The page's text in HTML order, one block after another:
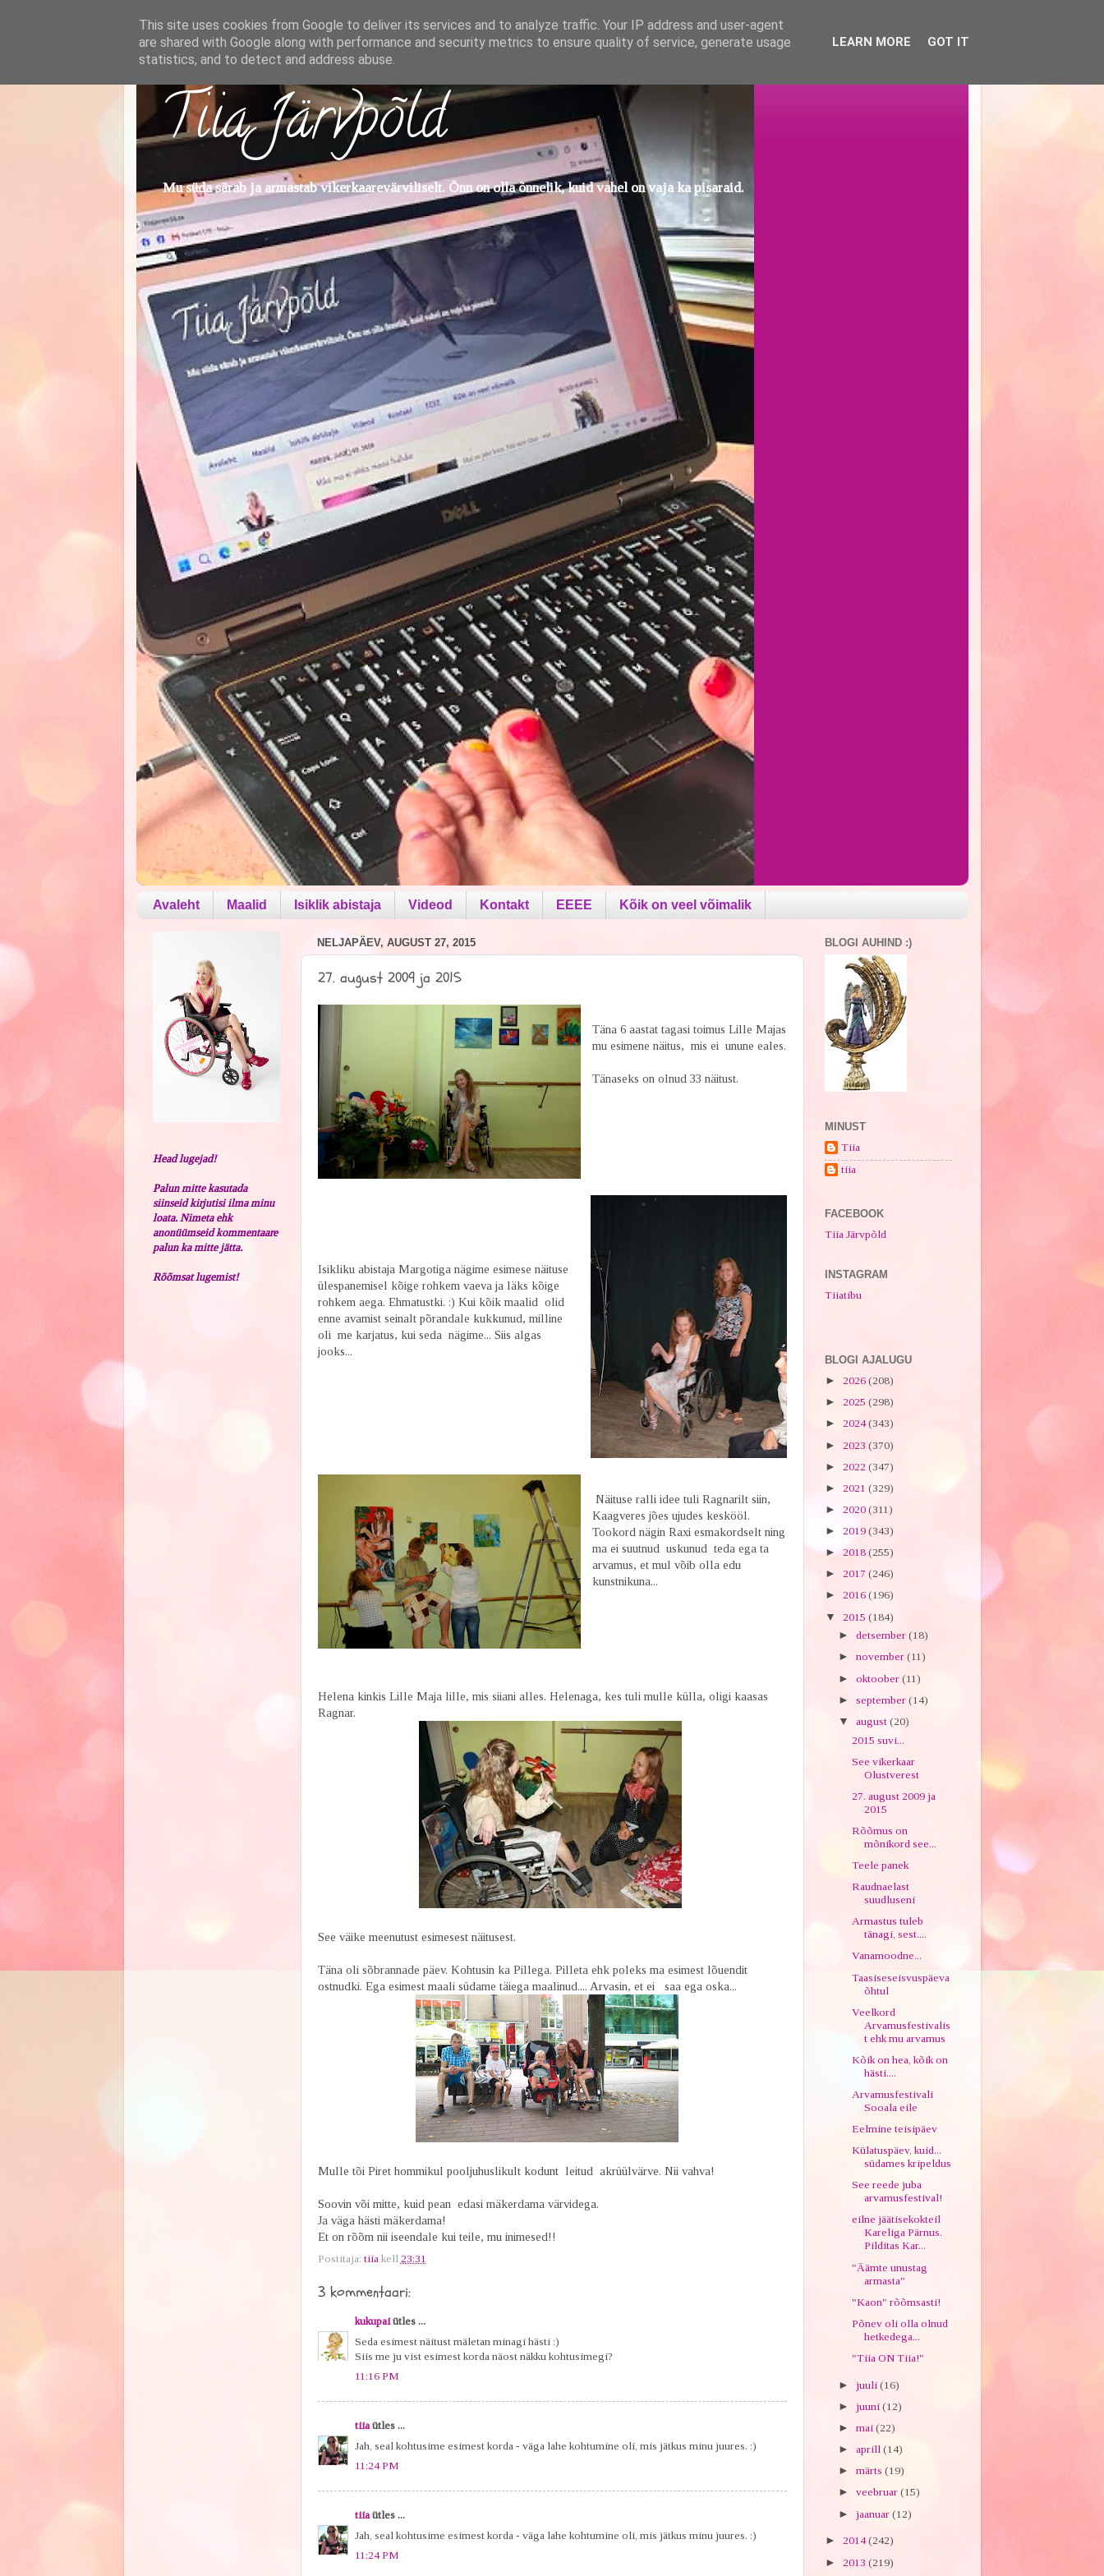
Tiia Järvpõld
Mu süda särab ja armastab vikerkaarevärviliselt. Õnn on olla õnnelik, kuid vahel on vaja ka pisaraid.
Avaleht Maalid Isiklik abistaja Videod Kontakt EEEE Kõik on veel võimalik
NELJAPÄEV, AUGUST 27, 2015
27. august 2009 ja 2015
Täna 6 aastat tagasi toimus Lille Majas
mu esimene näitus, mis ei unune eales.
Tänaseks on olnud 33 näitust.
Isikliku abistaja Margotiga nägime esimese näituse
ülespanemisel kõige rohkem vaeva ja läks kõige
rohkem aega. Ehmatustki. :) Kui kõik maalid olid
enne avamist seinalt põrandale kukkunud, milline
oli me karjatus, kui seda nägime... Siis algas
jooks...
Näituse ralli idee tuli Ragnarilt siin,
Kaagveres jões ujudes keskööl.
Tookord nägin Raxi esmakordselt ning
ma ei suutnud uskunud teda ega ta
arvamus, et mul võib olla edu
kunstnikuna...
Helena kinkis Lille Maja lille, mis siiani alles. Helenaga, kes tuli mulle külla, oligi kaasas
Ragnar.
See väike meenutust esimesest näitusest.
Täna oli sõbrannade päev. Kohtusin ka Pillega. Pilleta ehk poleks ma esimest lõuendit
ostnudki. Ega esimest maali südame täiega maalinud.... Arvasin, et ei saa ega oska...
Mulle tõi Piret hommikul pooljuhuslikult kodunt leitud akrüülvärve. Nii vahva!
Soovin või mitte, kuid pean edasi mäkerdama värvidega.
Ja väga hästi mäkerdama!
Et on rõõm nii iseendale kui teile, mu inimesed!!
Postitaja: tiia kell 23:31
3 kommentaari:
kukupaiütles ...
Seda esimest näitust mäletan minagi hästi :)
Siis me ju vist esimest korda näost näkku kohtusimegi?
11:16 PM
tiiaütles ...
Jah, seal kohtusime esimest korda - väga lahe kohtumine oli, mis jätkus minu juures. :)
11:24 PM
tiiaütles ...
Jah, seal kohtusime esimest korda - väga lahe kohtumine oli, mis jätkus minu juures. :)
11:24 PM
Head lugejad!
Palun mitte kasutada
siinseid kirjutisi ilma minu
loata. Nimeta ehk
anonüümseid kommentaare
palun ka mitte jätta.
Rõõmsat lugemist!
BLOGI AUHIND :)
MINUST
Tiia
tiia
FACEBOOK
Tiia Järvpõld
INSTAGRAM
Tiiatibu
BLOGI AJALUGU
► 2026 (208)
► 2025 (298)
► 2024(343)
► 2023 (370)
► 2022 (347)
► 2021 (329)
► 2020 (311)
► 2019 (343)
► 2018 (255)
► 2017 (246)
► 2016 (196)
▼ 2015 (184)
► detsember (18)
► november (11)
► oktoober (11)
► september (14)
▼ august (20)
2015 suvi...
See vikerkaar
Olustverest
27. august 2009 ja
2015
Rõõmus on
mõnikord see...
Teele panek
Raudnaelast
suudluseni
Armastus tuleb
tänagi, sest....
Vanamoodne...
Taasiseseisvuspäeva
õhtul
Veelkord
Arvamusfestivalis
t ehk mu arvamus
Kõik on hea, kõik on
hästi....
Arvamusfestivali
Sooala eile
Eelmine teisipäev
Külatuspäev, kuid...
südames kripeldus
See reede juba
arvamusfestival!
eilne jäätisekokteil
Kareliga Pärnus.
Pilditas Kar...
"Äämte unustag
armasta"
"Kaon" rõõmsasti!
Põnev oli olla olnud
hetkedega...
"Tiia ON Tiia!"
► juuli (16)
► juuni (12)
► mai (22)
► aprill (14)
► märts (19)
► veebruar (15)
► jaanuar (12)
► 2014(242)
► 2013 (219)
This site uses cookies from Google to deliver its services and to analyze traffic. Your IP address and user-agent
are shared with Google along with performance and security metrics to ensure quality of service, generate usage
statistics, and to detect and address abuse.
LEARN MORE GOT IT